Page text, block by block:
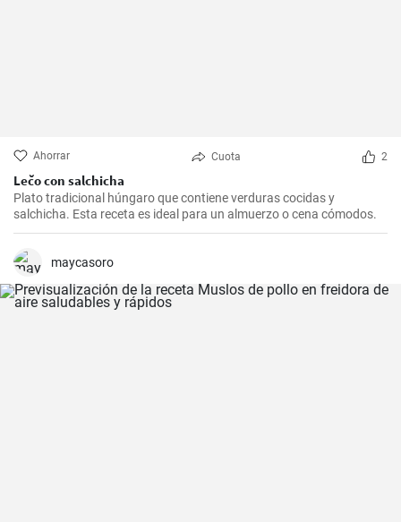
Ahorrar Cuota 2
Lečo con salchicha
Plato tradicional húngaro que contiene verduras cocidas y
salchicha. Esta receta es ideal para un almuerzo o cena cómodos.
maycasoro